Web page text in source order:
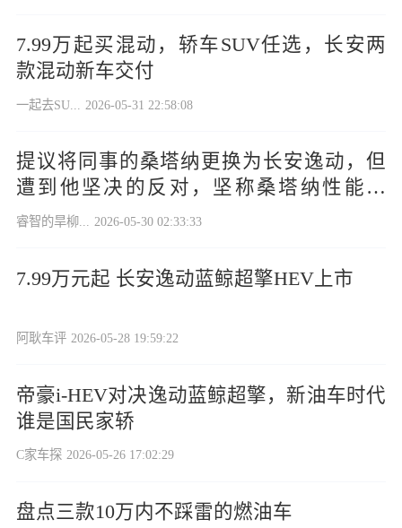
7.99万起买混动，轿车SUV任选，长安两
款混动新车交付
一起去SU... 2026-05-31 22:58:08
提议将同事的桑塔纳更换为长安逸动，但
遭到他坚决的反对，坚称桑塔纳性能稳
定，表现良好。
睿智的旱柳... 2026-05-30 02:33:33
7.99万元起 长安逸动蓝鲸超擎HEV上市
阿耿车评 2026-05-28 19:59:22
帝豪i-HEV对决逸动蓝鲸超擎，新油车时代
谁是国民家轿
C家车探 2026-05-26 17:02:29
盘点三款10万内不踩雷的燃油车